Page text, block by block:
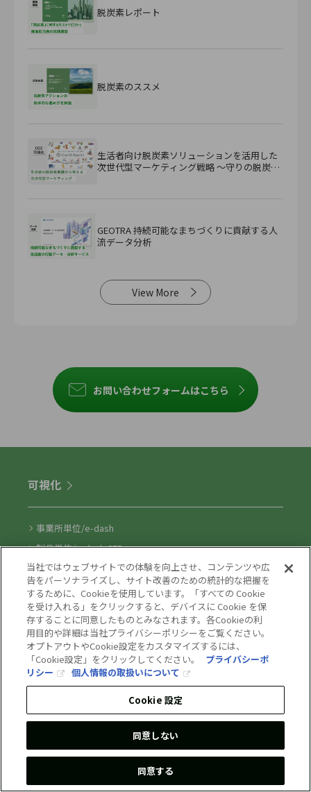
脱炭素レポート
脱炭素のススメ
生活者向け脱炭素ソリューションを活用した
次世代型マーケティング戦略 ～守りの脱炭素
GEOTRA 持続可能なまちづくりに貢献する人
流データ分析
View More
お問い合わせフォームはこちら
可視化
事業所単位/e-dash
製品単位/e-dash CFP
生活者向け/Earth hacks
人流分析/GEOTRA
プラント設備最適化/Aura
設備最適化
空調最適化/クラウド型
機器故障予知AssetWatch
当社ではウェブサイトでの体験を向上させ、コンテンツや広
告をパーソナライズし、サイト改善のための統計的な把握を
するために、Cookieを使用しています。「すべての Cookie
を受け入れる」をクリックすると、デバイスに Cookie を保
存することに同意したものとみなされます。各Cookieの利
用目的や詳細は当社プライバシーポリシーをご覧ください。
オプトアウトやCookie設定をカスタマイズするには、
「Cookie設定」をクリックしてください。
プライバシーポ
リシー
個人情報の取扱いについて
Cookie 設定
同意しない
同意する